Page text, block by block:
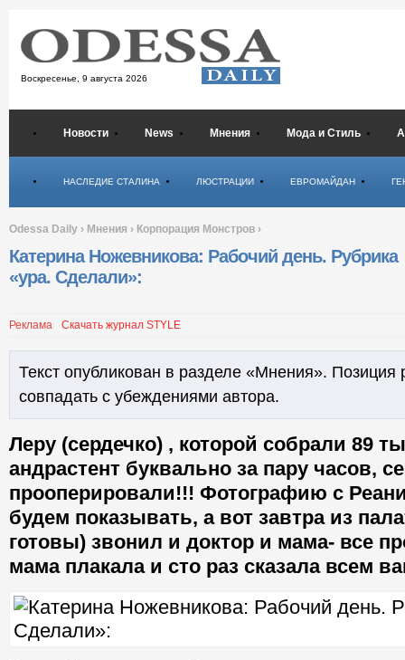
Воскресенье, 9 августа 2026
Новости News Мнения Мода и Стиль
НАСЛЕДИЕ СТАЛИНА ЛЮСТРАЦИИ ЕВРОМАЙДАН
Odessa Daily › Мнения › Корпорация Монстров ›
Катерина Ножевникова: Рабочий день. Рубрика
«ура. Сделали»:
Реклама Скачать журнал STYLE
Текст опубликован в разделе «Мнения». Позиция
совпадать с убеждениями автора.
Леру (сердечко) , которой собрали 89
андрастент буквально за пару часов,
прооперировали!!! Фотографию с
будем показывать, а вот завтра из
готовы) звонил и доктор и мама- все
мама плакала и сто раз сказала всем